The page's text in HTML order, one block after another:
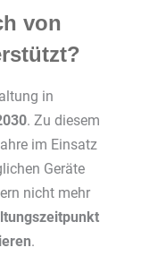
von
in
. Zu diesem
im Einsatz
Geräte
nicht mehr
.